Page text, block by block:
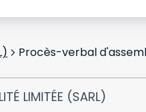
Procès-verbal
LIMITÉE (SARL)